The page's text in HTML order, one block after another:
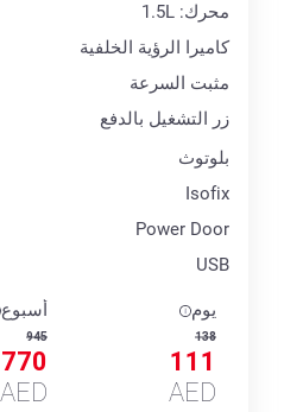
محرك: 1.5L
كاميرا الرؤية الخلفية
مثبت السرعة
زر التشغيل بالدفع
بلوتوث
Isofix
Power Door
USB
يوم
138
111
AED
أسبوع
945
770
AED